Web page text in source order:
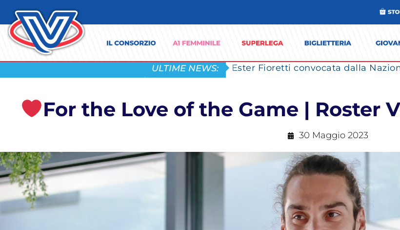
ULTIME NEWS: Ester Fioretti convocata dalla
For the Love of the Game | Roster
30 Maggio 2023